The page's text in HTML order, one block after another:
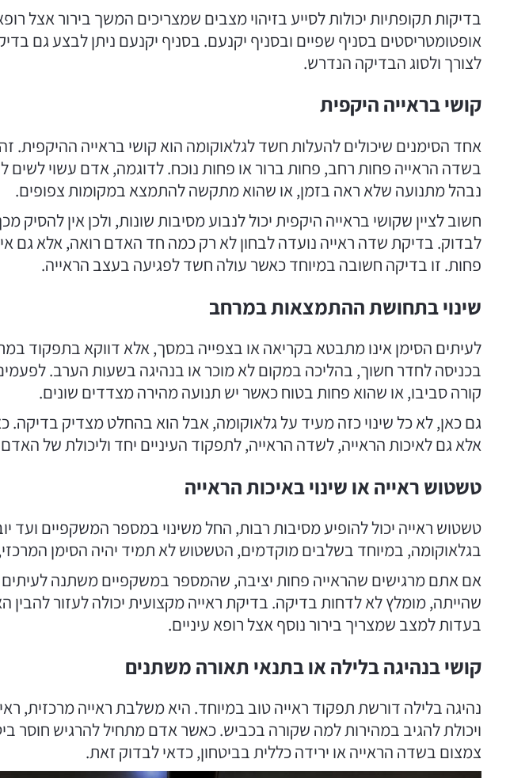
בדיקות תקופתיות יכולות לסייע בזיהוי מצבים שמצריכים המשך בירור אצל
אופטומטריסטים בסניף שפיים ובסניף יקנעם. בסניף יקנעם ניתן לבצע גם
לצורך ולסוג הבדיקה הנדרש.
קושי בראייה היקפית
אחד הסימנים שיכולים להעלות חשד לגלאוקומה הוא קושי בראייה
בשדה הראייה פחות רחב, פחות ברור או פחות נוכח. לדוגמה, אדם עשוי
נבהל מתנועה שלא ראה בזמן, או שהוא מתקשה להתמצא במקומות צפופים.
חשוב לציין שקושי בראייה היקפית יכול לנבוע מסיבות שונות, ולכן אין
לבדוק. בדיקת שדה ראייה נועדה לבחון לא רק כמה חד האדם רואה, אלא גם
פחות. זו בדיקה חשובה במיוחד כאשר עולה חשד לפגיעה בעצב הראייה.
שינוי בתחושת ההתמצאות במרחב
לעיתים הסימן אינו מתבטא בקריאה או בצפייה במסך, אלא דווקא בתפקוד
בכניסה לחדר חשוך, בהליכה במקום לא מוכר או בנהיגה בשעות הערב.
קורה סביבו, או שהוא פחות בטוח כאשר יש תנועה מהירה מצדדים שונים.
גם כאן, לא כל שינוי כזה מעיד על גלאוקומה, אבל הוא בהחלט מצדיק בדיקה.
אלא גם לאיכות הראייה, לשדה הראייה, לתפקוד העיניים יחד וליכולת של
טשטוש ראייה או שינוי באיכות הראייה
טשטוש ראייה יכול להופיע מסיבות רבות, החל משינוי במספר המשקפיים ועד
בגלאוקומה, במיוחד בשלבים מוקדמים, הטשטוש לא תמיד יהיה הסימן
אם אתם מרגישים שהראייה פחות יציבה, שהמספר במשקפיים משתנה לעיתים
שהייתה, מומלץ לא לדחות בדיקה. בדיקת ראייה מקצועית יכולה לעזור
בעדות למצב שמצריך בירור נוסף אצל רופא עיניים.
קושי בנהיגה בלילה או בתנאי תאורה משתנים
נהיגה בלילה דורשת תפקוד ראייה טוב במיוחד. היא משלבת ראייה מרכזית,
ויכולת להגיב במהירות למה שקורה בכביש. כאשר אדם מתחיל להרגיש חוסר
צמצום בשדה הראייה או ירידה כללית בביטחון, כדאי לבדוק זאת.